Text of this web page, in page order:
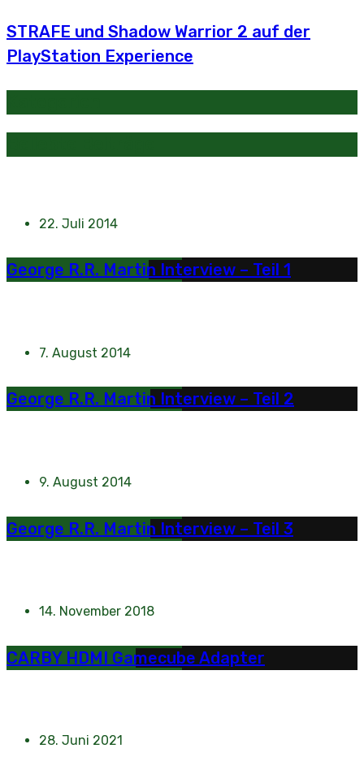
STRAFE und Shadow Warrior 2 auf der
PlayStation Experience
22. Juli 2014
George R.R. Martin Interview – Teil 1
7. August 2014
George R.R. Martin Interview – Teil 2
9. August 2014
George R.R. Martin Interview – Teil 3
14. November 2018
CARBY HDMI Gamecube Adapter
28. Juni 2021